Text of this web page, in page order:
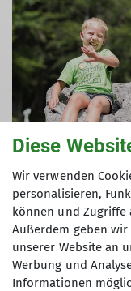
Am Berg hat man
DAV/Jens Klatt
Diese
Wir verwenden
personalisieren,
können und Zugriffe
Außerdem geben
unserer Website an
Werbung und
Informationen